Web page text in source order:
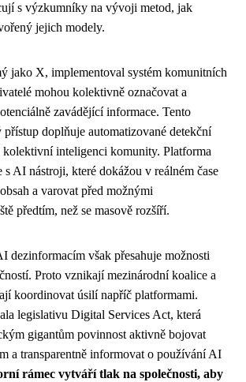
s výzkumníky na vývoji metod, jak
jejich modely.
jako X, implementoval systém komunitních
mohou kolektivně označovat a
zavádějící informace. Tento
doplňuje automatizované detekční
kolektivní inteligenci komunity. Platforma
s AI nástroji, které dokážou v reálném čase
a varovat před možnými
předtím, než se masově rozšíří.
dezinformacím však přesahuje možnosti
Proto vznikají mezinárodní koalice a
koordinovat úsilí napříč platformami.
legislativu Digital Services Act, která
gigantům povinnost aktivně bojovat
a transparentně informovat o používání AI
rámec vytváří tlak na společnosti, aby